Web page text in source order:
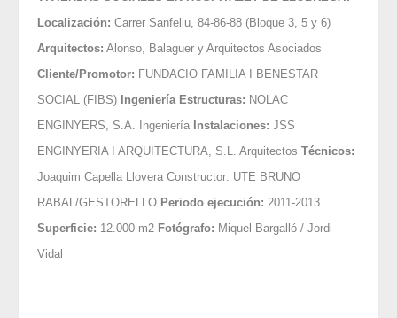
Localización: Carrer Sanfeliu, 84-86-88 (Bloque 3, 5 y 6)
Arquitectos: Alonso, Balaguer y Arquitectos Asociados
Cliente/Promotor: FUNDACIO FAMILIA I BENESTAR
SOCIAL (FIBS) Ingeniería Estructuras: NOLAC
ENGINYERS, S.A. Ingeniería Instalaciones: JSS
ENGINYERIA I ARQUITECTURA, S.L. ArquitectosTécnicos:
Joaquim Capella Llovera Constructor: UTE BRUNO
RABAL/GESTORELLO Periodo ejecución: 2011-2013
Superficie: 12.000 m2 Fotógrafo: Miquel Bargalló / Jordi
Vidal